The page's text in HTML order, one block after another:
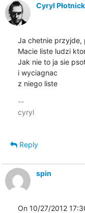
Cyryl
Ja chetnie przyjde,
Macie liste ludzi
Jak nie to ja sie
i wyciagnac
z niego liste
--
cyryl
Reply
spin
On 10/27/2012